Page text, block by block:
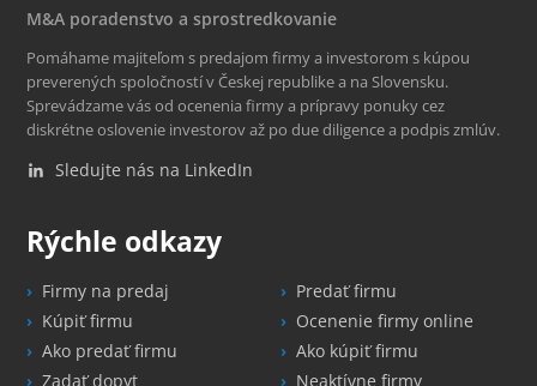
M&A poradenstvo a sprostredkovanie
Pomáhame majiteľom s predajom firmy a investorom s kúpou
preverených spoločností v Českej republike a na Slovensku.
Sprevádzame vás od ocenenia firmy a prípravy ponuky cez
diskrétne oslovenie investorov až po due diligence a podpis zmlúv.
Sledujte nás na LinkedIn
Rýchle odkazy
Firmy na predaj
Predať firmu
Kúpiť firmu
Ocenenie firmy online
Ako predať firmu
Ako kúpiť firmu
Zadať dopyt
Neaktívne firmy